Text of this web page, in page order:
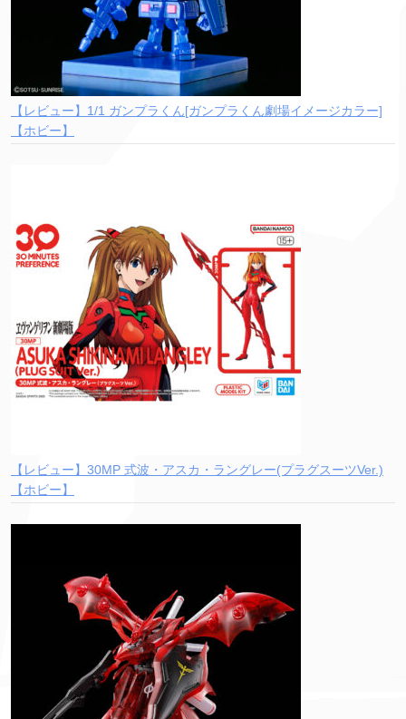
【レビュー】1/1 ガンプラくん[ガンプラくん劇場イメージカラー]
【ホビー】
【レビュー】30MP 式波・アスカ・ラングレー(プラグスーツVer.)
【ホビー】